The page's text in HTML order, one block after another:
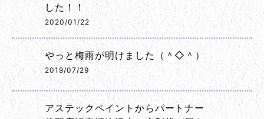
した！！
2020/01/22
やっと梅雨が明けました（＾◇＾）
2019/07/29
アステックペイントからパートナー